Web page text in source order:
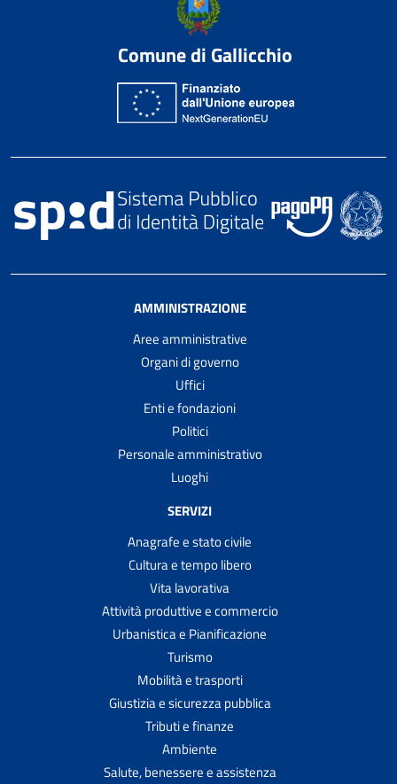
Comune di Gallicchio
AMMINISTRAZIONE
Aree amministrative
Organi di governo
Uffici
Enti e fondazioni
Politici
Personale amministrativo
Luoghi
SERVIZI
Anagrafe e stato civile
Cultura e tempo libero
Vita lavorativa
Attività produttive e commercio
Urbanistica e Pianificazione
Turismo
Mobilità e trasporti
Giustizia e sicurezza pubblica
Tributi e finanze
Ambiente
Salute, benessere e assistenza